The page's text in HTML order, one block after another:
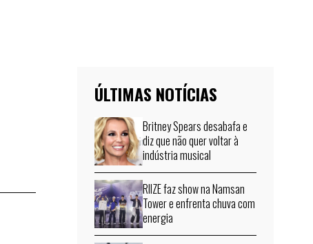
ÚLTIMAS NOTÍCIAS
Britney Spears desabafa e
diz que não quer voltar à
indústria musical
RIIZE faz show na Namsan
Tower e enfrenta chuva com
energia